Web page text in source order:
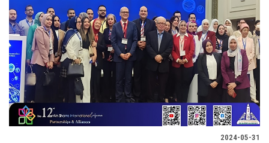
2024-05-31